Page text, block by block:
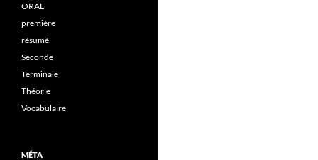
ORAL
première
résumé
Seconde
Terminale
Théorie
Vocabulaire
MÉTA